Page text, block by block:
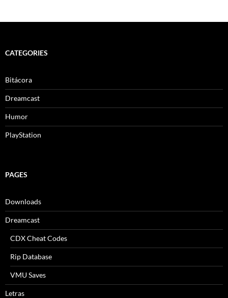
CATEGORIES
Bitácora
Dreamcast
Humor
PlayStation
PAGES
Downloads
Dreamcast
CDX Cheat Codes
Rip Database
VMU Saves
Letras